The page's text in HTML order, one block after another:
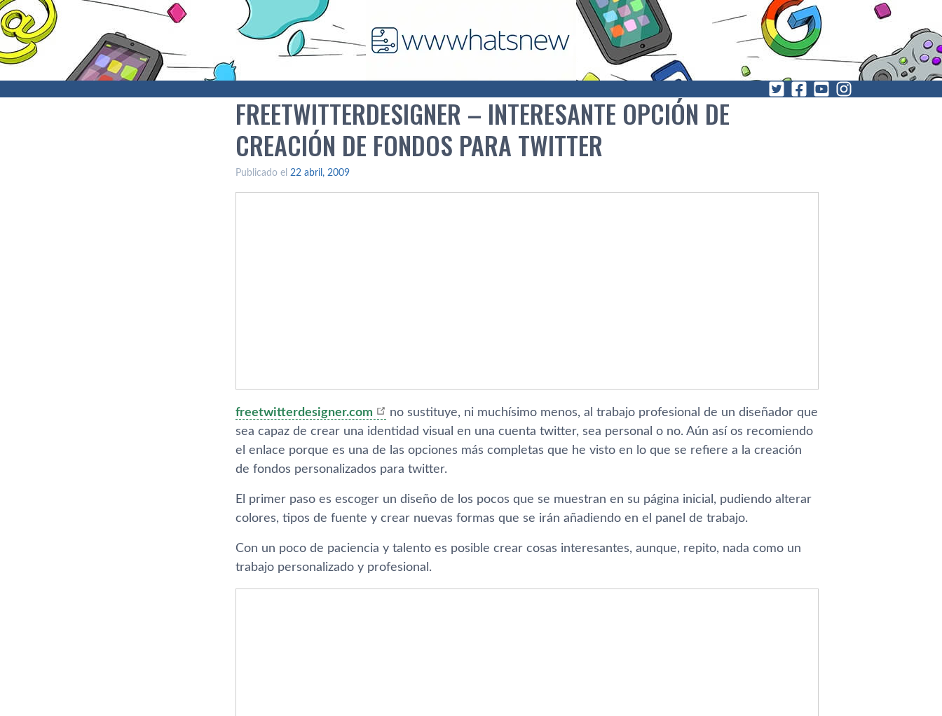
FREETWITTERDESIGNER – INTERESANTE OPCIÓN DE
CREACIÓN DE FONDOS PARA TWITTER
Publicado el 22 abril, 2009
freetwitterdesigner.com
no sustituye, ni muchí­simo menos, al trabajo profesional de un diseñador que
sea capaz de crear una identidad visual en una cuenta twitter, sea personal o no. Aún así­ os recomiendo
el enlace porque es una de las opciones más completas que he visto en lo que se refiere a la creación
de fondos personalizados para twitter.
El primer paso es escoger un diseño de los pocos que se muestran en su página inicial, pudiendo alterar
colores, tipos de fuente y crear nuevas formas que se irán añadiendo en el panel de trabajo.
Con un poco de paciencia y talento es posible crear cosas interesantes, aunque, repito, nada como un
trabajo personalizado y profesional.